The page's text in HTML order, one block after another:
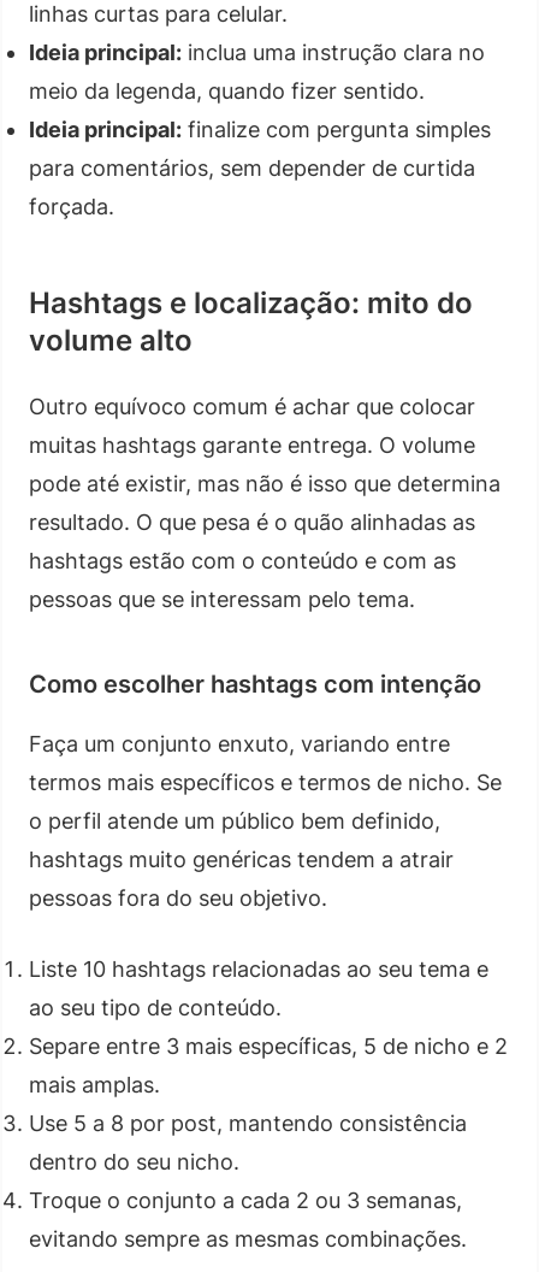
linhas curtas para celular.
Ideia principal: inclua uma instrução clara no
meio da legenda, quando fizer sentido.
Ideia principal: finalize com pergunta simples
para comentários, sem depender de curtida
forçada.
Hashtags e localização: mito do
volume alto
Outro equívoco comum é achar que colocar
muitas hashtags garante entrega. O volume
pode até existir, mas não é isso que determina
resultado. O que pesa é o quão alinhadas as
hashtags estão com o conteúdo e com as
pessoas que se interessam pelo tema.
Como escolher hashtags com intenção
Faça um conjunto enxuto, variando entre
termos mais específicos e termos de nicho. Se
o perfil atende um público bem definido,
hashtags muito genéricas tendem a atrair
pessoas fora do seu objetivo.
Liste 10 hashtags relacionadas ao seu tema e
ao seu tipo de conteúdo.
Separe entre 3 mais específicas, 5 de nicho e 2
mais amplas.
Use 5 a 8 por post, mantendo consistência
dentro do seu nicho.
Troque o conjunto a cada 2 ou 3 semanas,
evitando sempre as mesmas combinações.